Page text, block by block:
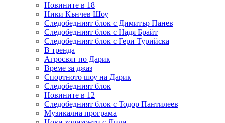
Новините в 18
Ники Кънчев Шоу
Следобедният блок с Димитър Панев
Следобедният блок с Надя Брайт
Следобедният блок с Гери Турийска
В тренда
Агросвят по Дарик
Време за джаз
Спортното шоу на Дарик
Следобедният блок
Новините в 12
Следобедният блок с Тодор Пантилеев
Музикална програма